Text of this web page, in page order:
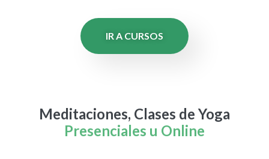
IR A CURSOS
Meditaciones, Clases de Yoga
Presenciales u Online